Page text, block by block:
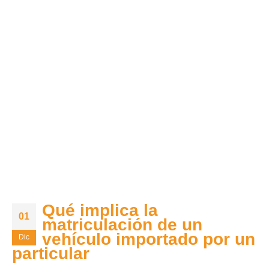
01
Dic
Qué implica la
matriculación de un
vehículo importado por un
particular